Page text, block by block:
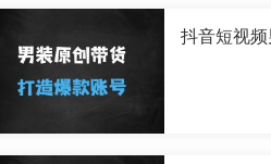
抖音短视